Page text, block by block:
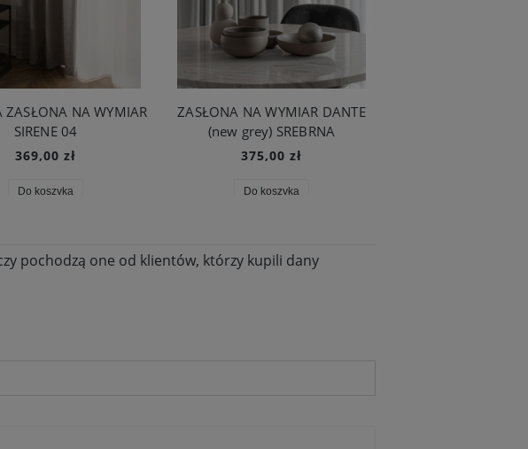
ZASŁONA NA WYMIAR
SIRENE 04
369,00 zł
Do koszyka
ZASŁONA NA WYMIAR DANTE
(new grey) SREBRNA
375,00 zł
Do koszyka
pochodzą one od klientów, którzy kupili dany